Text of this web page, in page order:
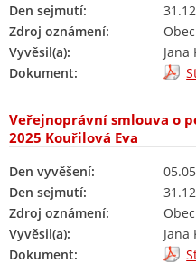
Den sejmutí:
Zdroj oznámení:
Vyvěsil(a):
Jana
Dokument:
Veřejnoprávní smlouva o
2025 Kouřilová Eva
Den vyvěšení:
Den sejmutí:
Zdroj oznámení:
Vyvěsil(a):
Jana
Dokument: